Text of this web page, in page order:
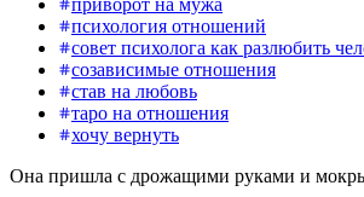
психология отношений
совет психолога как разлюбить
созависимые отношения
став на любовь
таро на отношения
хочу вернуть
Она пришла с дрожащими руками и